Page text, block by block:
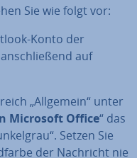
Sie wie folgt vor:
Konto der
auf
„Allgemein“ unter
Microsoft Office“ das
Setzen Sie
der Nachricht nie